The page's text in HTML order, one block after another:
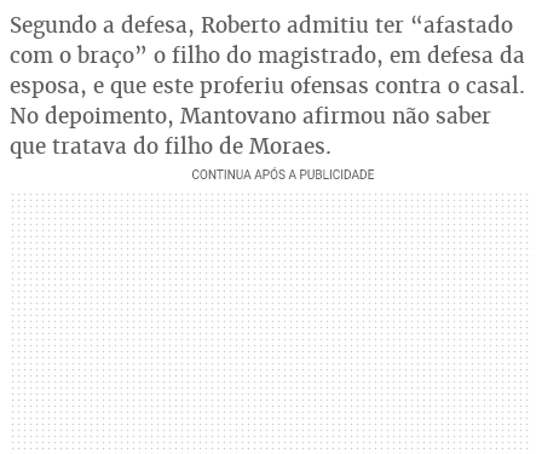
Segundo a defesa, Roberto admitiu ter “afastado
com o braço” o filho do magistrado, em defesa da
esposa, e que este proferiu ofensas contra o casal.
No depoimento, Mantovano afirmou não saber
que tratava do filho de Moraes.